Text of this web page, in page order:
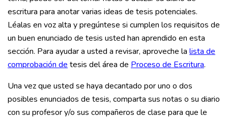
escritura para anotar varias ideas de tesis potenciales.
Léalas en voz alta y pregúntese si cumplen los requisitos de
un buen enunciado de tesis usted han aprendido en esta
sección. Para ayudar a usted a revisar, aproveche la lista de
comprobación de tesis del área de Proceso de Escritura.
Una vez que usted se haya decantado por uno o dos
posibles enunciados de tesis, comparta sus notas o su diario
con su profesor y/o sus compañeros de clase para que le